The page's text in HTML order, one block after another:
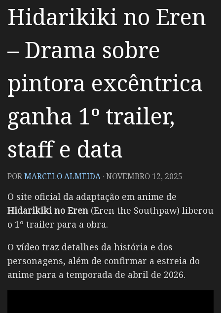
Hidarikiki no Eren
– Drama sobre
pintora excêntrica
ganha 1º trailer,
staff e data
PORMARCELO ALMEIDA ·NOVEMBRO 12, 2025
O site oficial da adaptação em anime de
Hidarikiki no Eren (Eren the Southpaw) liberou
o 1º trailer para a obra.
O vídeo traz detalhes da história e dos
personagens, além de confirmar a estreia do
anime para a temporada de abril de 2026.